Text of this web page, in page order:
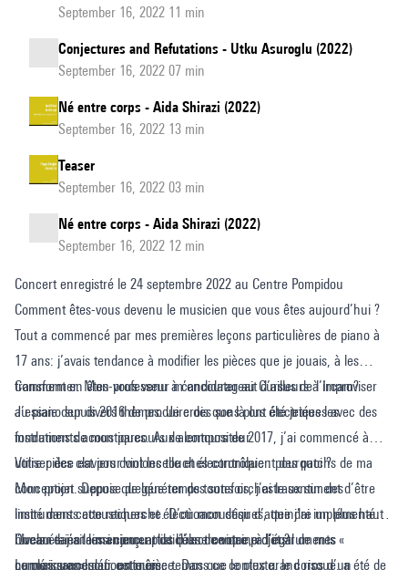
September 16, 2022 11 min
Conjectures and Refutations - Utku Asuroglu (2022)
September 16, 2022 07 min
Né entre corps - Aida Shirazi (2022)
September 16, 2022 13 min
Teaser
September 16, 2022 03 min
Né entre corps - Aida Shirazi (2022)
September 16, 2022 12 min
Concert enregistré le 24 septembre 2022 au Centre Pompidou
Comment êtes-vous devenu le musicien que vous êtes aujourd’hui ?
Tout a commencé par mes premières leçons particulières de piano à
17 ans: j’avais tendance à modifier les pièces que je jouais, à les
transformer. Mon professeur m’encourageait d’ailleurs à improviser
au piano sur divers thèmes. Je crois que là ont été jetées les
fondations de mon parcours de compositeur.
Comment en êtes-vous venu à candidater au Cursus de l’Ircam?
J’essaie depuis 2016 de produire des sons plus électriques avec des
instruments acoustiques. Aux alentours de 2017, j’ai commencé à
utiliser des claviers dont les touches contrôlaient des patchs de ma
conception. Depuis quelque temps toutefois, j’ai le sentiment d’être
limité dans cette recherche. D’où mon désir d’atteindre un plus haut
niveau dans le maniement de l’électronique, à l’égal de mes
connaissances acoustiques.
Votre pièce est pour violoncelle et électronique : pourquoi ?
Mon projet suppose de générer des sons orchestraux sur des
instruments acoustiques et électroacoustiques, que j’ai implémentés à
l’Ircam – j’ai ainsi conçu plus d’une centaine d’instruments «
numériques» pour cette pièce. Dans ce contexte, le corps d’un
Quels étaient les enjeux artistiques de votre projet ?
Le plus grand défi, en même temps que le plus grand risque, a été de